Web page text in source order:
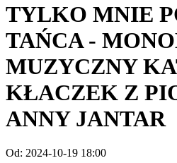
TYLKO MNIE
TAŃCA -
MUZYCZNY
KŁACZEK Z
ANNY JANTAR
Od: 2024-10-19 18:00